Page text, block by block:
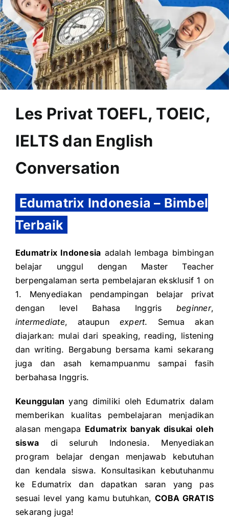
OUR PROGRAM
REGISTRATION
Les Privat TOEFL, TOEIC,
IELTS dan English
Conversation
Edumatrix Indonesia – Bimbel
Terbaik
Edumatrix Indonesia adalah lembaga bimbingan
belajar unggul dengan Master Teacher
berpengalaman serta pembelajaran eksklusif 1 on
1. Menyediakan pendampingan belajar privat
dengan level Bahasa Inggris beginner,
intermediate, ataupun expert. Semua akan
diajarkan: mulai dari speaking, reading, listening
dan writing. Bergabung bersama kami sekarang
juga dan asah kemampuanmu sampai fasih
berbahasa Inggris.
Keunggulan yang dimiliki oleh Edumatrix dalam
memberikan kualitas pembelajaran menjadikan
alasan mengapa Edumatrix banyak disukai oleh
siswa di seluruh Indonesia. Menyediakan
program belajar dengan menjawab kebutuhan
dan kendala siswa. Konsultasikan kebutuhanmu
ke Edumatrix dan dapatkan saran yang pas
sesuai level yang kamu butuhkan,COBA GRATIS
sekarang juga!